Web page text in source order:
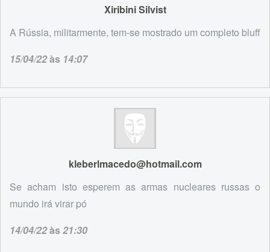
Xiribini Silvist
A Rússia, militarmente, tem-se mostrado um completo bluff
15/04/22às 14:07
kleberlmacedo@hotmail.com
Se acham isto esperem as armas nucleares russas o
mundo irá virar pó
14/04/22às21:30